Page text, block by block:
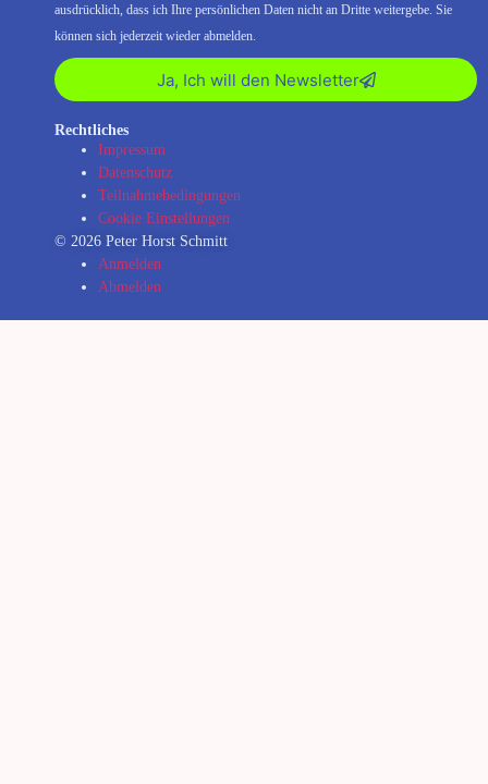
ausdrücklich, dass ich Ihre persönlichen Daten nicht an Dritte weitergebe. Sie
können sich jederzeit wieder abmelden.
Ja, Ich will den Newsletter
Rechtliches
Impressum
Datenschutz
Teilnahmebedingungen
Cookie Einstellungen
© 2026 Peter Horst Schmitt
Anmelden
Abmelden